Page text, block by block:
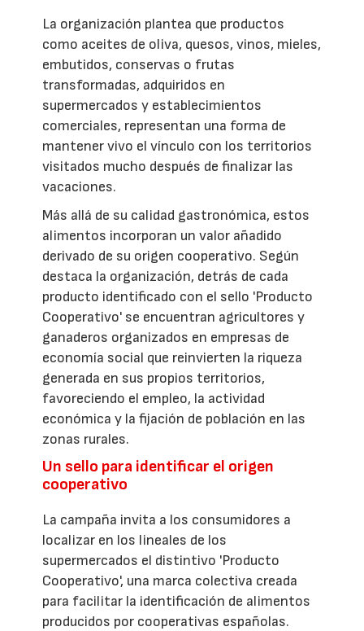
La organización plantea que productos
como aceites de oliva, quesos, vinos, mieles,
embutidos, conservas o frutas
transformadas, adquiridos en
supermercados y establecimientos
comerciales, representan una forma de
mantener vivo el vínculo con los territorios
visitados mucho después de finalizar las
vacaciones.
Más allá de su calidad gastronómica, estos
alimentos incorporan un valor añadido
derivado de su origen cooperativo. Según
destaca la organización, detrás de cada
producto identificado con el sello 'Producto
Cooperativo' se encuentran agricultores y
ganaderos organizados en empresas de
economía social que reinvierten la riqueza
generada en sus propios territorios,
favoreciendo el empleo, la actividad
económica y la fijación de población en las
zonas rurales.
Un sello para identificar el origen
cooperativo
La campaña invita a los consumidores a
localizar en los lineales de los
supermercados el distintivo 'Producto
Cooperativo', una marca colectiva creada
para facilitar la identificación de alimentos
producidos por cooperativas españolas.